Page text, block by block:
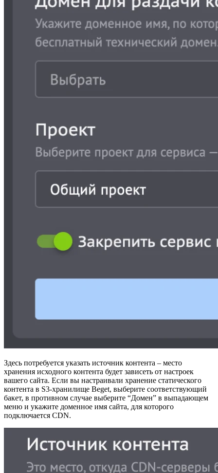
Здесь потребуется указать источник контента – место
хранения исходного контента будет зависеть от настроек
вашего сайта. Если вы настраивали хранение статического
контента в S3-хранилище Beget, выберите соответствующий
бакет, в противном случае выберите “Домен” в выпадающем
меню и укажите доменное имя сайта, для которого
подключается CDN.